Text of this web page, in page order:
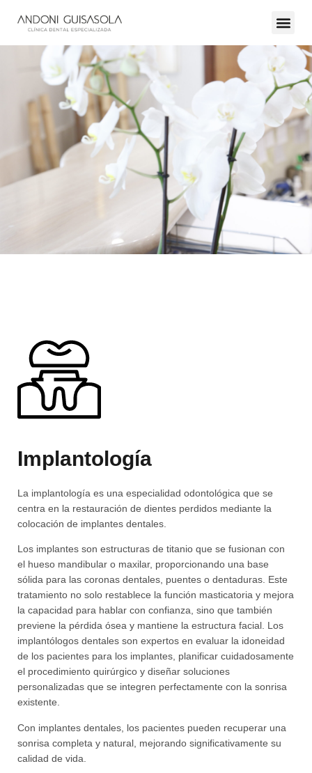
Implantología
La implantología es una especialidad odontológica que se
centra en la restauración de dientes perdidos mediante la
colocación de implantes dentales.
Los implantes son estructuras de titanio que se fusionan con
el hueso mandibular o maxilar, proporcionando una base
sólida para las coronas dentales, puentes o dentaduras. Este
tratamiento no solo restablece la función masticatoria y mejora
la capacidad para hablar con confianza, sino que también
previene la pérdida ósea y mantiene la estructura facial. Los
implantólogos dentales son expertos en evaluar la idoneidad
de los pacientes para los implantes, planificar cuidadosamente
el procedimiento quirúrgico y diseñar soluciones
personalizadas que se integren perfectamente con la sonrisa
existente.
Con implantes dentales, los pacientes pueden recuperar una
sonrisa completa y natural, mejorando significativamente su
calidad de vida.